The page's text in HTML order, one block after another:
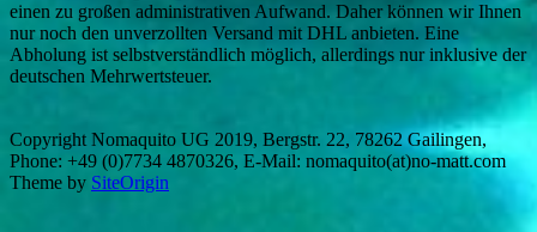
einen zu großen administrativen Aufwand. Daher können wir Ihnen
nur noch den unverzollten Versand mit DHL anbieten. Eine
Abholung ist selbstverständlich möglich, allerdings nur inklusive der
deutschen Mehrwertsteuer.
Copyright Nomaquito UG 2019, Bergstr. 22, 78262 Gailingen,
Phone: +49 (0)7734 4870326, E-Mail: nomaquito(at)no-matt.com
Theme by SiteOrigin